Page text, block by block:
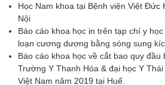
Học Nam khoa tại Bệnh viện Việt Đức
Nội
Báo cáo khoa học in trên tạp chí y
loạn cương dương bằng sóng sung
Báo cáo khoa học về cắt bao quy đầu
Trường Y Thanh Hóa & đại học Y
Việt Nam năm 2019 tại Huế.